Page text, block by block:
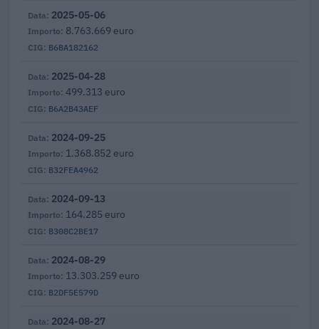
B6BA182162
2025-05-06
8.763.669 euro
B6A2B43AEF
2025-04-28
499.313 euro
B32FEA4962
2024-09-25
1.368.852 euro
B308C2BE17
2024-09-13
164.285 euro
B2DF5E579D
2024-08-29
13.303.259 euro
2024-08-27